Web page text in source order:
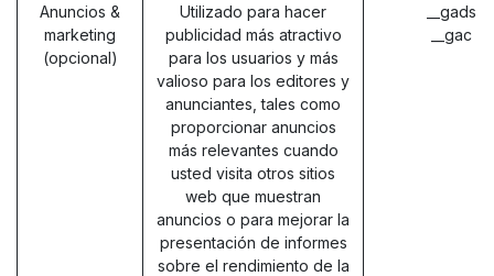
Anuncios &
marketing
(opcional)
Utilizado para hacer
publicidad más atractivo
para los usuarios y más
valioso para los editores y
anunciantes, tales como
proporcionar anuncios
más relevantes cuando
usted visita otros sitios
web que muestran
anuncios o para mejorar la
presentación de informes
sobre el rendimiento de la
__gads
__gac